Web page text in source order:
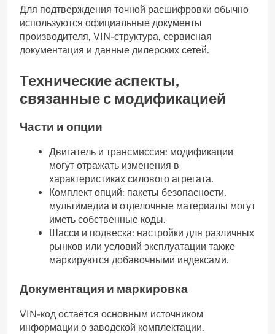
Для подтверждения точной расшифровки обычно
используются официальные документы
производителя, VIN-структура, сервисная
документация и данные дилерских сетей.
Технические аспекты,
связанные с модификацией
Части и опции
Двигатель и трансмиссия: модификации
могут отражать изменения в
характеристиках силового агрегата.
Комплект опций: пакеты безопасности,
мультимедиа и отделочные материалы могут
иметь собственные коды.
Шасси и подвеска: настройки для различных
рынков или условий эксплуатации также
маркируются добавочными индексами.
Документация и маркировка
VIN-код остаётся основным источником
информации о заводской комплектации.